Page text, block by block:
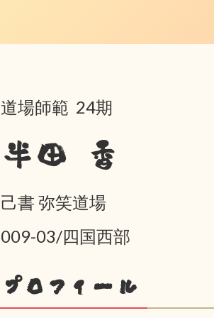
道場師範 24期
半田 香
己書 弥笑道場
009-03/四国西部
プロフィール